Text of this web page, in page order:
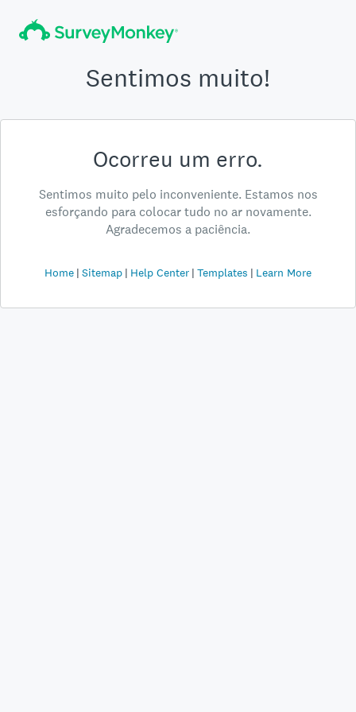
Sentimos muito!
Ocorreu um erro.
Sentimos muito pelo inconveniente. Estamos nos
esforçando para colocar tudo no ar novamente.
Agradecemos a paciência.
Home Sitemap Help Center Templates Learn More